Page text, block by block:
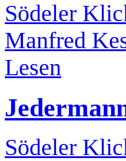
Södeler
Manfred
Lesen
Södeler